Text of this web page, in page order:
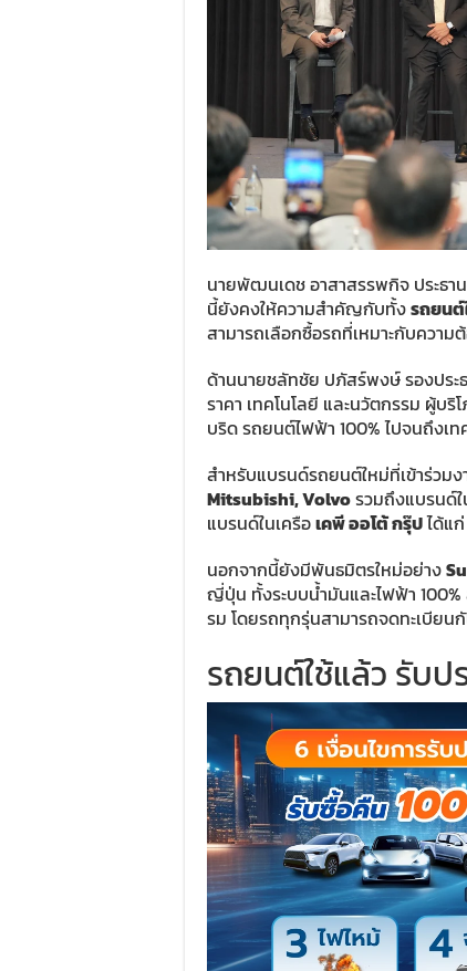
นายพัฒนเดช อาสาสรรพกิจ ประธา
นี้ยังคงให้ความสำคัญกับทั้งรถยนต์
สามารถเลือกซื้อรถที่เหมาะกับความ
ด้านนายชลัทชัย ปภัสร์พงษ์ รองประ
ราคา เทคโนโลยี และนวัตกรรม ผู้บ
บริด รถยนต์ไฟฟ้า 100% ไปจนถึงเ
สำหรับแบรนด์รถยนต์ใหม่ที่เข้าร่วม
Mitsubishi, Volvoรวมถึงแบรนด์
แบรนด์ในเครือเคพี ออโต้ กรุ๊ปได้แก่
นอกจากนี้ยังมีพันธมิตรใหม่อย่าง
ญี่ปุ่น ทั้งระบบน้ำมันและไฟฟ้า
รม โดยรถทุกรุ่นสามารถจดทะเบีย
รถยนต์ใช้แล้ว รับป